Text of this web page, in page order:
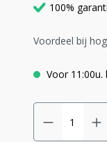
100%
Voordeel bij
Voor 11:00u.